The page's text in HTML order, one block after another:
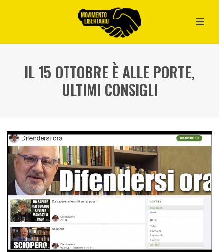
IL 15 OTTOBRE È ALLE PORTE,
ULTIMI CONSIGLI